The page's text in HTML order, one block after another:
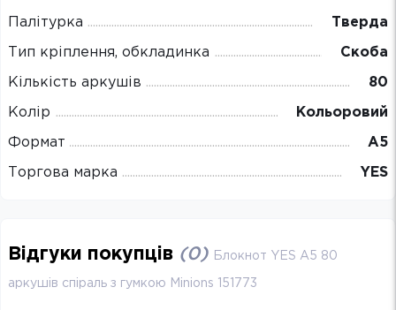
Палітурка Тверда
Тип кріплення, обкладинка Скоба
Кількість аркушів 80
Колір Кольоровий
Формат А5
Торгова марка YES
Відгуки покупців (0) Блокнот YES А5 80
аркушів cпіраль з гумкою Minions 151773